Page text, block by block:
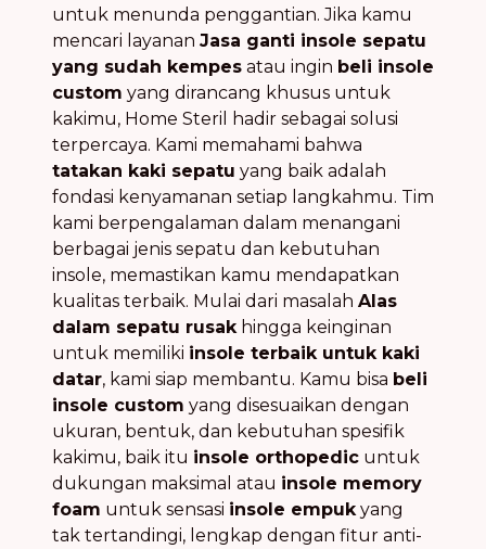
untuk menunda penggantian. Jika kamu
mencari layanan Jasa ganti insole sepatu
yang sudah kempes atau ingin beli insole
custom yang dirancang khusus untuk
kakimu, Home Steril hadir sebagai solusi
terpercaya. Kami memahami bahwa
tatakan kaki sepatu yang baik adalah
fondasi kenyamanan setiap langkahmu. Tim
kami berpengalaman dalam menangani
berbagai jenis sepatu dan kebutuhan
insole, memastikan kamu mendapatkan
kualitas terbaik. Mulai dari masalah Alas
dalam sepatu rusak hingga keinginan
untuk memiliki insole terbaik untuk kaki
datar, kami siap membantu. Kamu bisa beli
insole custom yang disesuaikan dengan
ukuran, bentuk, dan kebutuhan spesifik
kakimu, baik itu insole orthopedic untuk
dukungan maksimal atau insole memory
foam untuk sensasi insole empuk yang
tak tertandingi, lengkap dengan fitur anti-